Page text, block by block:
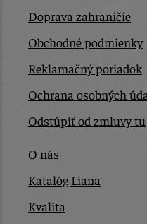
Doprava zahraničie
Obchodné podmienky
Reklamačný poriadok
Ochrana osobných
Odstúpiť od zmluvy tu
O nás
Katalóg Liana
Kvalita